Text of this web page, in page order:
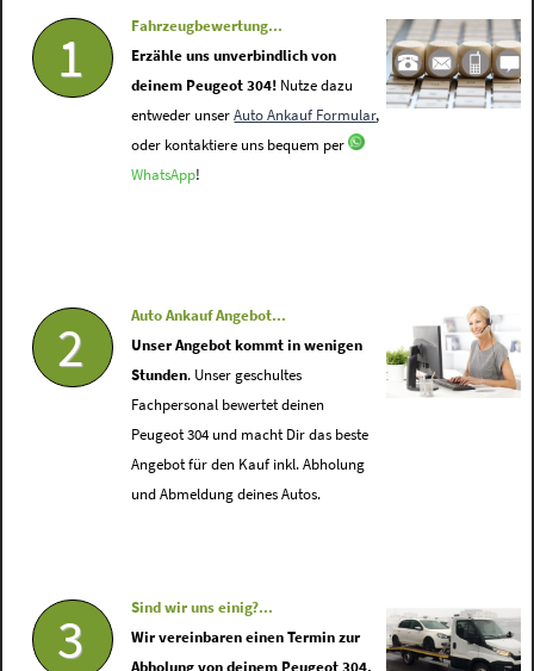
1
Fahrzeugbewertung...
Erzähle uns unverbindlich von
deinem Peugeot 304! Nutze dazu
entweder unserAuto Ankauf Formular,
oder kontaktiere uns bequem per
WhatsApp!
2
Auto Ankauf Angebot...
Unser Angebot kommt in wenigen
Stunden. Unser geschultes
Fachpersonal bewertet deinen
Peugeot 304 und macht Dir das beste
Angebot für den Kauf inkl. Abholung
und Abmeldung deines Autos.
3
Sind wir uns einig?...
Wir vereinbaren einen Termin zur
Abholung von deinem Peugeot 304.